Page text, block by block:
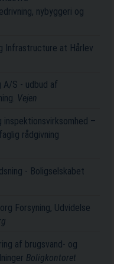
nybyggeri og
Infrastructure at Hårlev
A/S - udbud af
Vejen
–
rådgivning
- Boligselskabet
Forsyning, Udvidelse
af brugsvand- og
Boligkontoret